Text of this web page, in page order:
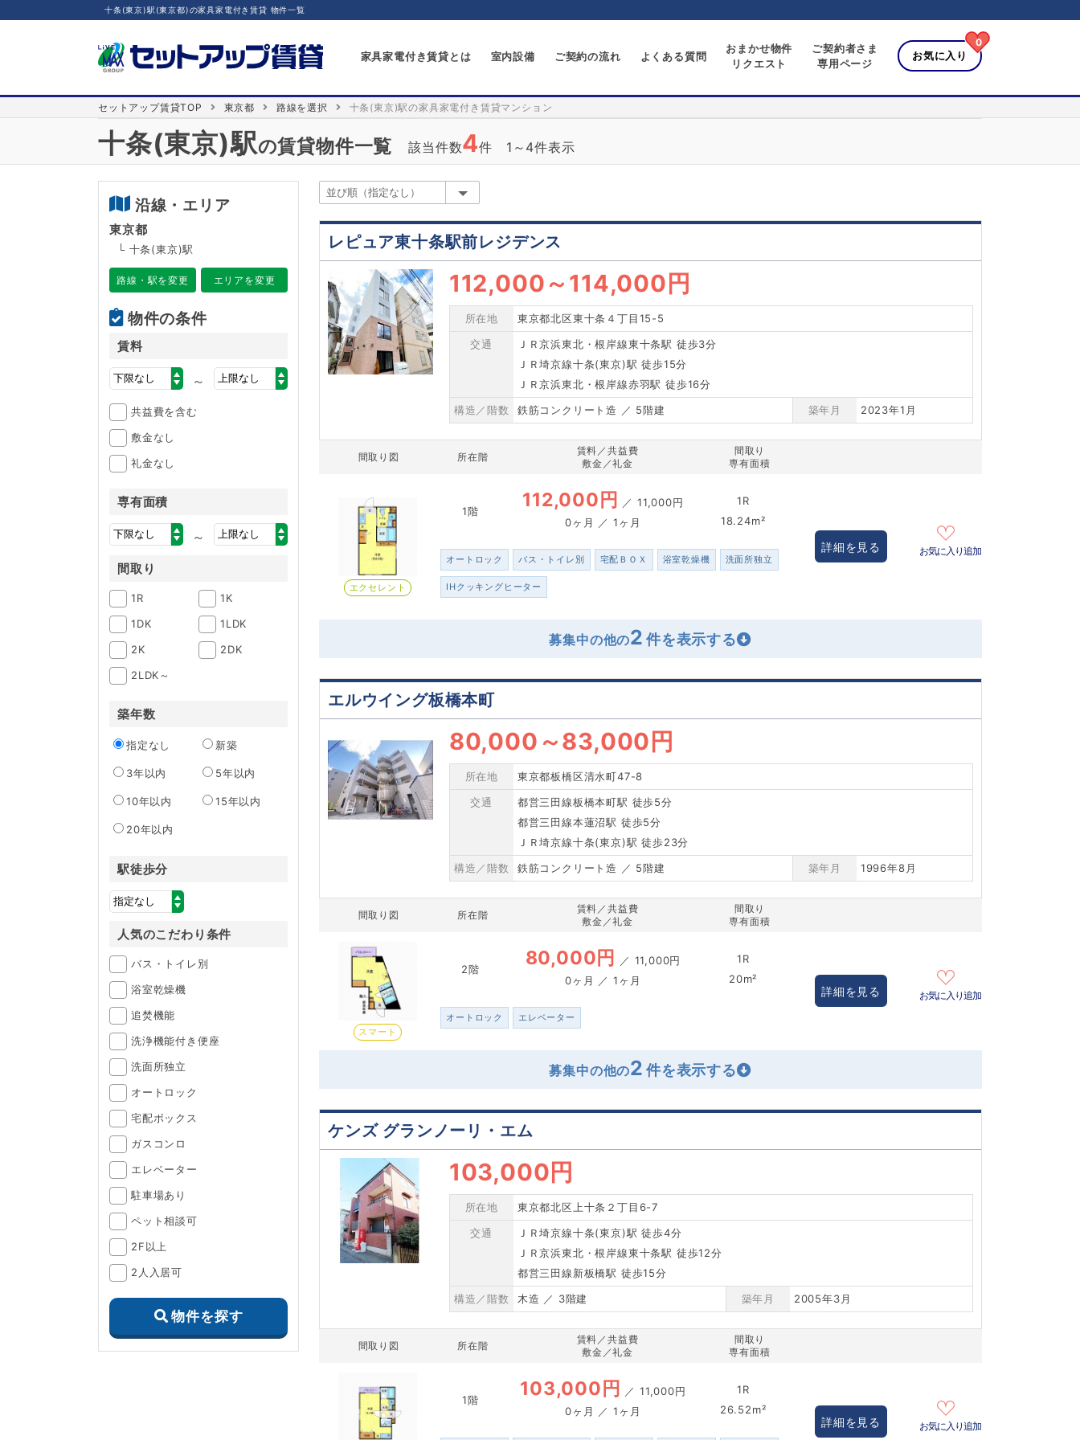
十条(東京)駅(東京都)の家具家電付き賃貸 物件一覧
家具家電付き賃貸とは 室内設備 ご契約の流れ よくある質問
おまかせ物件
リクエスト
ご契約者さま
専用ページ
お気に入り
0
セットアップ賃貸TOP 東京都 路線を選択 十条(東京)駅の家具家電付き賃貸マンション
十条(東京)駅の賃貸物件一覧 該当件数4件 1～4件表示
沿線・エリア
東京都
└ 十条(東京)駅
路線・駅を変更 エリアを変更
物件の条件
賃料
～
共益費を含む
敷金なし
礼金なし
専有面積
～
間取り
1R
1K
1DK
1LDK
2K
2DK
2LDK～
築年数
指定なし 新築
3年以内 5年以内
10年以内 15年以内
20年以内
駅徒歩分
人気のこだわり条件
バス・トイレ別
浴室乾燥機
追焚機能
洗浄機能付き便座
洗面所独立
オートロック
宅配ボックス
ガスコンロ
エレベーター
駐車場あり
ペット相談可
2F以上
2人入居可
物件を探す
レピュア東十条駅前レジデンス
112,000 ～ 114,000円
所在地
東京都北区東十条４丁目15-5
交通
ＪＲ京浜東北・根岸線東十条駅 徒歩3分
ＪＲ埼京線十条(東京)駅 徒歩15分
ＪＲ京浜東北・根岸線赤羽駅 徒歩16分
構造／階数
鉄筋コンクリート造 ／ 5階建 築年月 2023年1月
間取り図 所在階
賃料／共益費
敷金／礼金
間取り
専有面積
エクセレント
1階 112,000円 ／ 11,000円
0ヶ月 ／ 1ヶ月
1R
18.24m²
オートロック バス・トイレ別 宅配ＢＯＸ 浴室乾燥機 洗面所独立
IHクッキングヒーター
詳細を見る お気に入り追加
募集中の他の2
エルウイング板橋本町
80,000 ～83,000円
所在地
東京都板橋区清水町47-8
交通
都営三田線板橋本町駅 徒歩5分
都営三田線本蓮沼駅 徒歩5分
ＪＲ埼京線十条(東京)駅 徒歩23分
構造／階数
鉄筋コンクリート造 ／ 5階建 築年月 1996年8月
間取り図 所在階
賃料／共益費
敷金／礼金
間取り
専有面積
スマート
2階 80,000円 ／ 11,000円
0ヶ月 ／ 1ヶ月
1R
20m²
オートロック エレベーター
詳細を見る お気に入り追加
募集中の他の2
ケンズ グランノーリ・エム
103,000円
所在地
東京都北区上十条２丁目6-7
交通
ＪＲ埼京線十条(東京)駅 徒歩4分
ＪＲ京浜東北・根岸線東十条駅 徒歩12分
都営三田線新板橋駅 徒歩15分
構造／階数
木造 ／ 3階建 築年月 2005年3月
間取り図 所在階
賃料／共益費
敷金／礼金
間取り
専有面積
1階 103,000円 ／ 11,000円
0ヶ月 ／ 1ヶ月
1R
26.52m²
詳細を見る お気に入り追加